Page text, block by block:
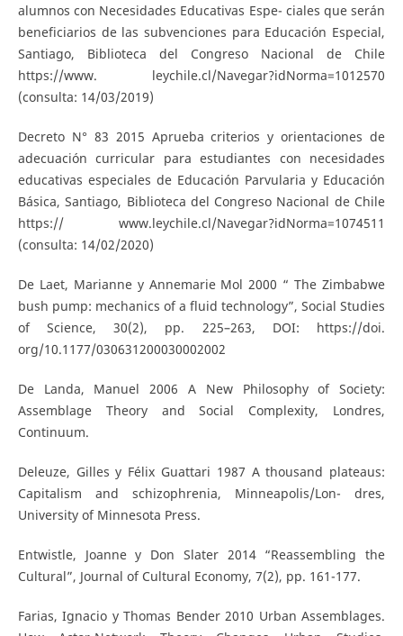
alumnos con Necesidades Educativas Espe- ciales que serán
beneficiarios de las subvenciones para Educación Especial,
Santiago, Biblioteca del Congreso Nacional de Chile
https://www. leychile.cl/Navegar?idNorma=1012570
(consulta: 14/03/2019)
Decreto N° 83 2015 Aprueba criterios y orientaciones de
adecuación curricular para estudiantes con necesidades
educativas especiales de Educación Parvularia y Educación
Básica, Santiago, Biblioteca del Congreso Nacional de Chile
https:// www.leychile.cl/Navegar?idNorma=1074511
(consulta: 14/02/2020)
De Laet, Marianne y Annemarie Mol 2000 “ The Zimbabwe
bush pump: mechanics of a fluid technology”, Social Studies
of Science, 30(2), pp. 225–263, DOI: https://doi.
org/10.1177/030631200030002002
De Landa, Manuel 2006 A New Philosophy of Society:
Assemblage Theory and Social Complexity, Londres,
Continuum.
Deleuze, Gilles y Félix Guattari 1987 A thousand plateaus:
Capitalism and schizophrenia, Minneapolis/Lon- dres,
University of Minnesota Press.
Entwistle, Joanne y Don Slater 2014 “Reassembling the
Cultural”, Journal of Cultural Economy, 7(2), pp. 161-177.
Farias, Ignacio y Thomas Bender 2010 Urban Assemblages.